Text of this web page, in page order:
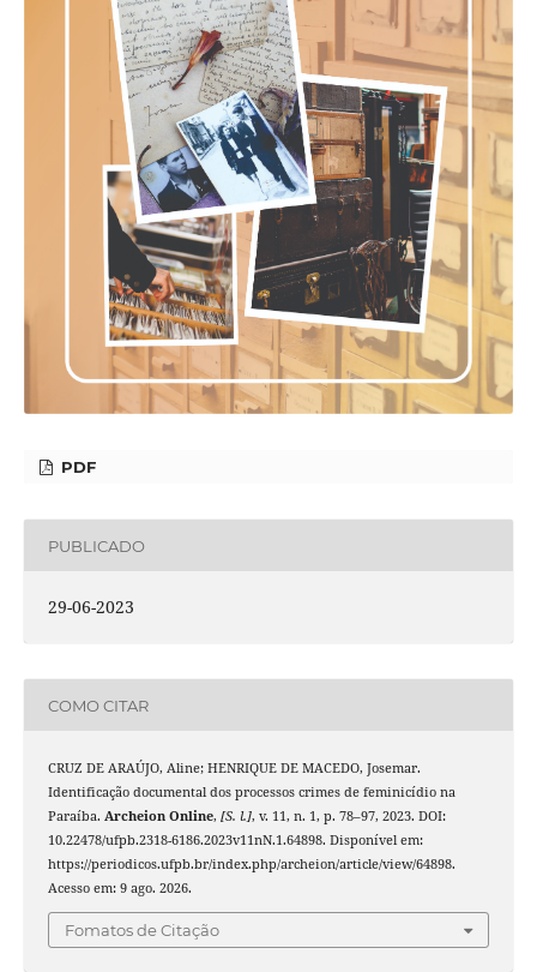
PDF
PUBLICADO
29-06-2023
COMO CITAR
CRUZ DE ARAÚJO, Aline; HENRIQUE DE MACEDO, Josemar.
Identificação documental dos processos crimes de feminicídio na
Paraíba. Archeion Online, [S. l.], v. 11, n. 1, p. 78–97, 2023. DOI:
10.22478/ufpb.2318-6186.2023v11nN.1.64898. Disponível em:
https://periodicos.ufpb.br/index.php/archeion/article/view/64898.
Acesso em: 9 ago. 2026.
Fomatos de Citação